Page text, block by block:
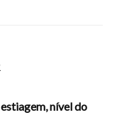
nível do